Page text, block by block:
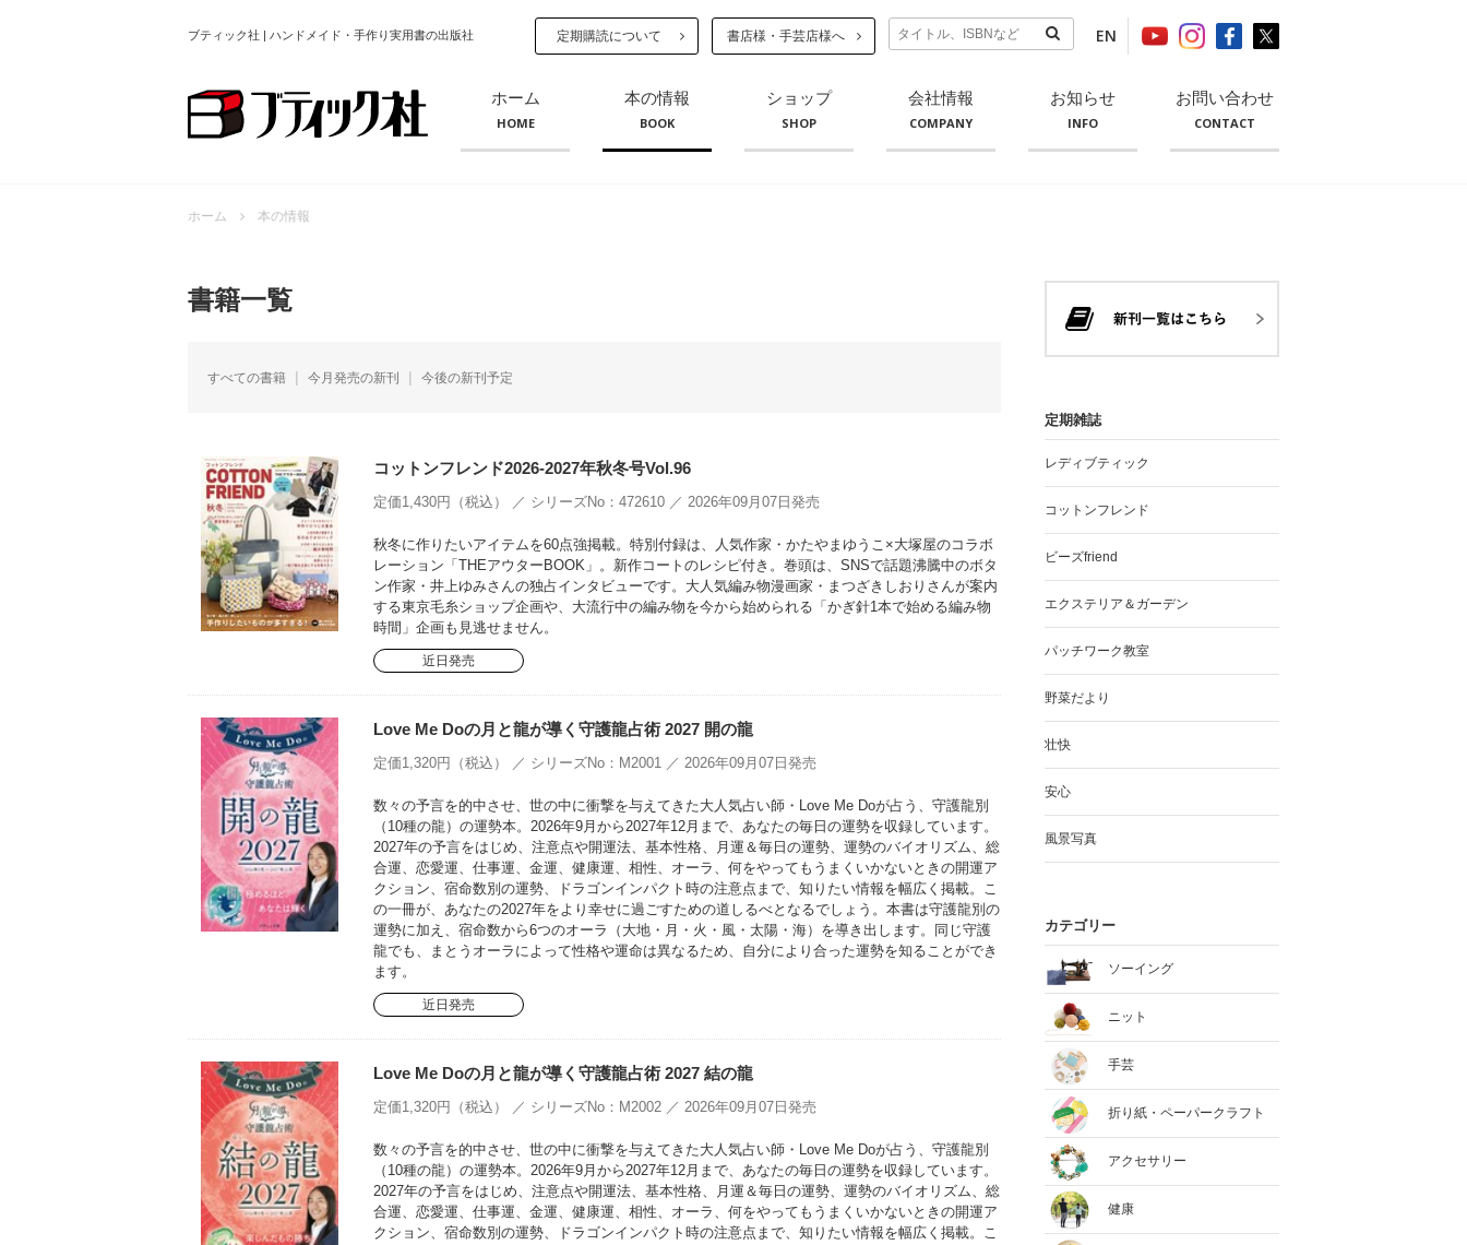
ブティック社 | ハンドメイド・手作り実用書の出版社 定期購読について 書店様・手芸店様へ EN
ホーム
HOME
本の情報
BOOK
ショップ
SHOP
会社情報
COMPANY
お知らせ
INFO
お問い合わせ
CONTACT
ホーム 本の情報
書籍一覧
すべての書籍 今月発売の新刊 今後の新刊予定
コットンフレンド2026-2027年秋冬号Vol.96
定価1,430円（税込） ／ シリーズNo：472610 ／ 2026年09月07日発売
秋冬に作りたいアイテムを60点強掲載。特別付録は、人気作家・かたやまゆうこ×大塚屋のコラボ
レーション「THEアウターBOOK」。新作コートのレシピ付き。巻頭は、SNSで話題沸騰中のボタ
ン作家・井上ゆみさんの独占インタビューです。大人気編み物漫画家・まつざきしおりさんが案内
する東京毛糸ショップ企画や、大流行中の編み物を今から始められる「かぎ針1本で始める編み物
時間」企画も見逃せません。
近日発売
Love Me Doの月と龍が導く守護龍占術 2027 開の龍
定価1,320円（税込） ／ シリーズNo：M2001 ／ 2026年09月07日発売
数々の予言を的中させ、世の中に衝撃を与えてきた大人気占い師・Love Me Doが占う、守護龍別
（10種の龍）の運勢本。2026年9月から2027年12月まで、あなたの毎日の運勢を収録しています。
2027年の予言をはじめ、注意点や開運法、基本性格、月運＆毎日の運勢、運勢のバイオリズム、総
合運、恋愛運、仕事運、金運、健康運、相性、オーラ、何をやってもうまくいかないときの開運ア
クション、宿命数別の運勢、ドラゴンインパクト時の注意点まで、知りたい情報を幅広く掲載。こ
の一冊が、あなたの2027年をより幸せに過ごすための道しるべとなるでしょう。本書は守護龍別の
運勢に加え、宿命数から6つのオーラ（大地・月・火・風・太陽・海）を導き出します。同じ守護
龍でも、まとうオーラによって性格や運命は異なるため、自分により合った運勢を知ることができ
ます。
近日発売
Love Me Doの月と龍が導く守護龍占術 2027 結の龍
定価1,320円（税込） ／ シリーズNo：M2002 ／ 2026年09月07日発売
数々の予言を的中させ、世の中に衝撃を与えてきた大人気占い師・Love Me Doが占う、守護龍別
（10種の龍）の運勢本。2026年9月から2027年12月まで、あなたの毎日の運勢を収録しています。
2027年の予言をはじめ、注意点や開運法、基本性格、月運＆毎日の運勢、運勢のバイオリズム、総
合運、恋愛運、仕事運、金運、健康運、相性、オーラ、何をやってもうまくいかないときの開運ア
クション、宿命数別の運勢、ドラゴンインパクト時の注意点まで、知りたい情報を幅広く掲載。こ
定期雑誌
レディブティック
コットンフレンド
ビーズfriend
エクステリア＆ガーデン
パッチワーク教室
野菜だより
壮快
安心
風景写真
カテゴリー
ソーイング
ニット
手芸
折り紙・ペーパークラフト
アクセサリー
健康